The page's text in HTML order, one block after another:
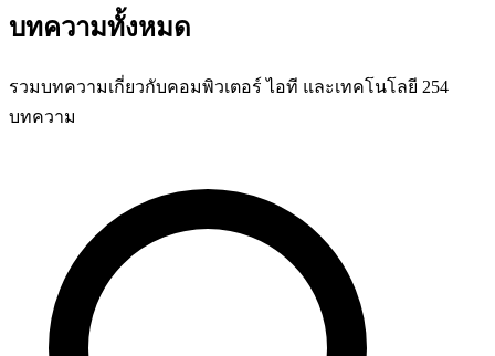
บทความทั้งหมด
รวมบทความเกี่ยวกับคอมพิวเตอร์ ไอที และเทคโนโลยี 254
บทความ